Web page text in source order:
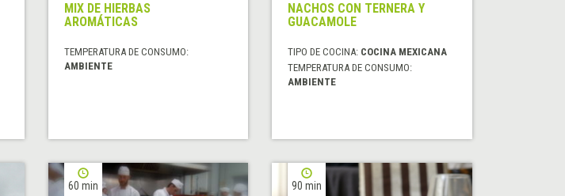
MIX DE HIERBAS
AROMÁTICAS
TEMPERATURA DE CONSUMO:
AMBIENTE
NACHOS CON TERNERA Y
GUACAMOLE
TIPO DE COCINA: COCINA MEXICANA
TEMPERATURA DE CONSUMO:
AMBIENTE
60 min 90 min